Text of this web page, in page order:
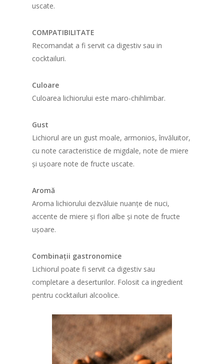
uscate.
COMPATIBILITATE
Recomandat a fi servit ca digestiv sau in
cocktailuri.
Culoare
Culoarea lichiorului este maro-chihlimbar.
Gust
Lichiorul are un gust moale, armonios, învăluitor,
cu note caracteristice de migdale, note de miere
și ușoare note de fructe uscate.
Aromă
Aroma lichiorului dezvăluie nuanțe de nuci,
accente de miere și flori albe și note de fructe
ușoare.
Combinații gastronomice
Lichiorul poate fi servit ca digestiv sau
completare a deserturilor. Folosit ca ingredient
pentru cocktailuri alcoolice.